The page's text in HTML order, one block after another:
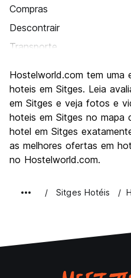
Compras
Descontrair
Transporte
Cultura
Festas / vida noturna
Custo-beneficio
Hostelworld.com tem uma
hoteis em Sitges. Leia
em Sitges e veja fotos e
hoteis em Sitges no mapa
hotel em Sitges
as melhores ofertas em
no Hostelworld.com.
Sitges Hotéis